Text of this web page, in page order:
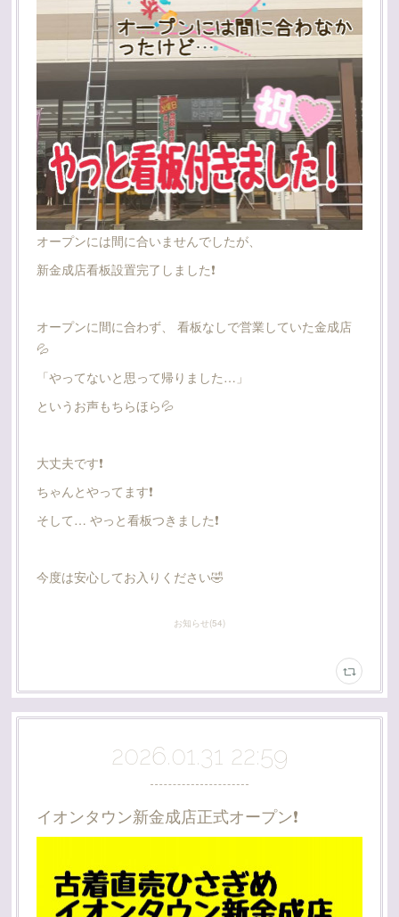
オープンには間に合いませんでしたが、
新金成店看板設置完了しました❗
オープンに間に合わず、 看板なしで営業していた金成店
💦
「やってないと思って帰りました…」
というお声もちらほら💦
大丈夫です❗️
ちゃんとやってます❗️
そして… やっと看板つきました❗️
今度は安心してお入りください🤣
お知らせ(54)
2026.01.31 22:59
イオンタウン新金成店正式オープン❗